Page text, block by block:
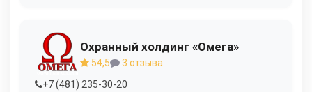
Охранный холдинг «Омега»
54,5
3 отзыва
+7 (481) 235-30-20